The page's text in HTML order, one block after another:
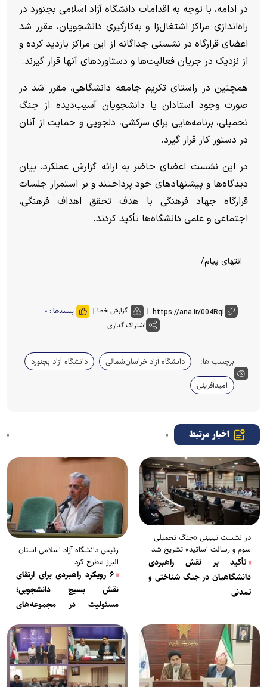
در ادامه، با توجه به اقدامات دانشگاه آزاد اسلامی بجنورد در
راه‌اندازی مراکز اشتغال‌زا و به‌کارگیری دانشجویان، مقرر شد
اعضای قرارگاه در نشستی جداگانه از این مراکز بازدید کرده و
از نزدیک در جریان فعالیت‌ها و دستاورد‌های آنها قرار گیرند.
همچنین در راستای تکریم جامعه دانشگاهی، مقرر شد در
صورت وجود استادان یا دانشجویان آسیب‌دیده از جنگ
تحمیلی، برنامه‌هایی برای سرکشی، دلجویی و حمایت از آنان
در دستور کار قرار گیرد.
در این نشست اعضای حاضر به ارائه گزارش عملکرد، بیان
دیدگاه‌ها و پیشنهاد‌های خود پرداختند و بر استمرار جلسات
قرارگاه جهاد فرهنگی با هدف تحقق اهداف فرهنگی،
اجتماعی و علمی دانشگاه‌ها تأکید کردند.
انتهای پیام/
گزارش خطا پسندها : ۰
اشتراک گذاری
برچسب ها: دانشگاه آزاد خراسان‌شمالی
دانشگاه آزاد بجنورد
امیدآفرینی
اخبار مرتبط
در نشست تبیینی «جنگ تحمیلی
سوم و رسالت اساتید» تشریح شد
تأکید بر نقش راهبردی
دانشگاهیان در جنگ شناختی و
تمدنی
رئیس دانشگاه آزاد اسلامی استان
البرز مطرح کرد
۶ رویکرد‌ راهبردی برای ارتقای
نقش بسیج دانشجویی؛
مسئولیت در مجموعه‌های
است